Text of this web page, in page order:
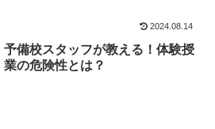
2024.08.14
予備校スタッフが教える！体験授
業の危険性とは？